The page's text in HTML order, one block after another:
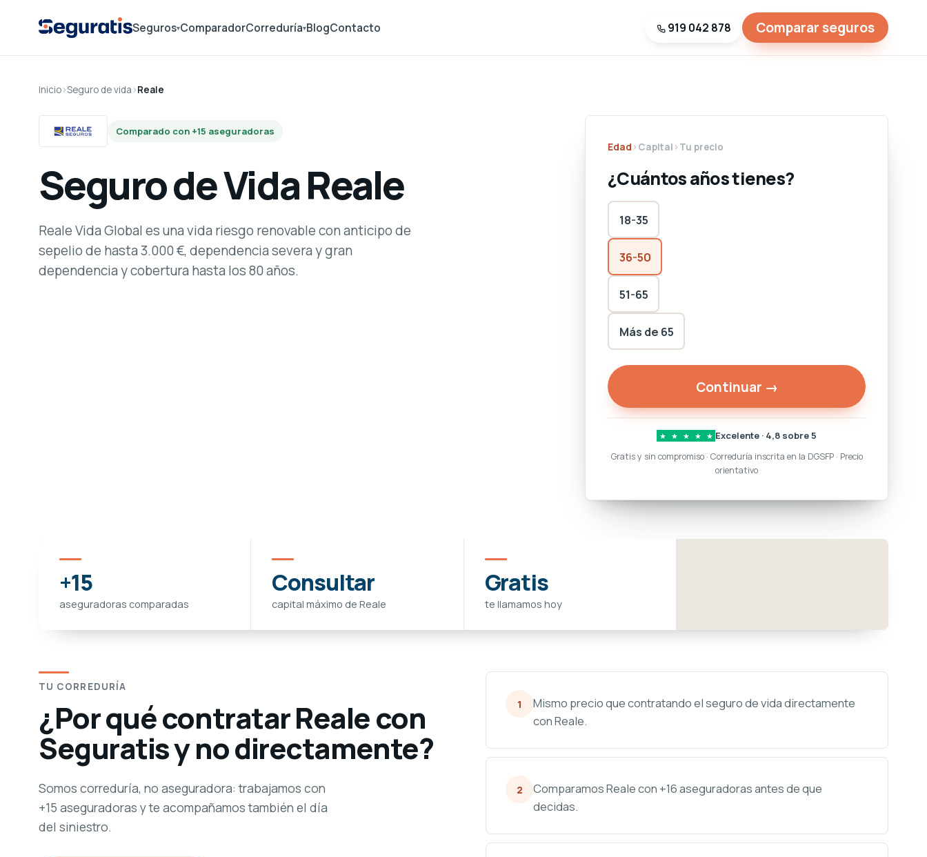
Seguros▾ComparadorCorreduría▾BlogContacto 919 042 878 Comparar seguros
Inicio›Seguro de vida ›Reale
Comparado con +15 aseguradoras
Seguro de Vida Reale
Reale Vida Global es una vida riesgo renovable con anticipo de
sepelio de hasta 3.000 €, dependencia severa y gran
dependencia y cobertura hasta los 80 años.
Edad ›Capital ›Tu precio
¿Cuántos años tienes?
18-35
36-50
51-65
Más de 65
Continuar →
★ ★ ★ ★ ★ Excelente · 4,8 sobre 5
Gratis y sin compromiso · Correduría inscrita en la DGSFP · Precio
orientativo
+15
aseguradoras comparadas
Consultar
capital máximo de Reale
Gratis
te llamamos hoy
TU CORREDURÍA
¿Por qué contratar Reale con
Seguratis y no directamente?
Somos correduría, no aseguradora: trabajamos con
+15 aseguradoras y te acompañamos también el día
del siniestro.
1
Mismo precio que contratando el seguro de vida directamente
con Reale.
2
Comparamos Reale con +16 aseguradoras antes de que
decidas.